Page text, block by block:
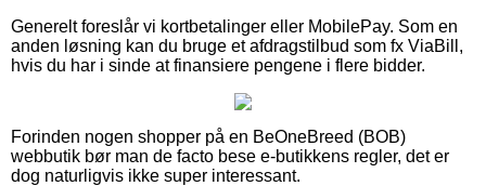
Generelt foreslår vi kortbetalinger eller MobilePay. Som en
anden løsning kan du bruge et afdragstilbud som fx ViaBill,
hvis du har i sinde at finansiere pengene i flere bidder.
Forinden nogen shopper på en BeOneBreed (BOB)
webbutik bør man de facto bese e-butikkens regler, det er
dog naturligvis ikke super interessant.